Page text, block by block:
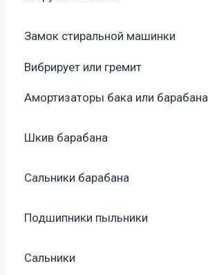
Замок стиральной машинки
Вибрирует или гремит
Амортизаторы бака или барабана
Шкив барабана
Сальники барабана
Подшипники пыльники
Сальники